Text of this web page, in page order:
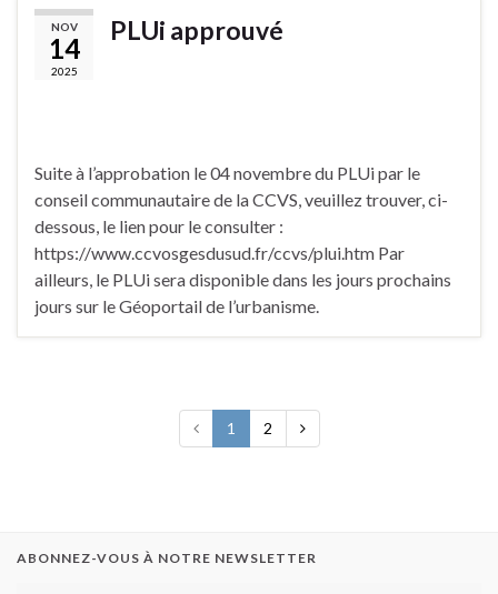
NOV
14
2025
PLUi approuvé
Suite à l’approbation le 04 novembre du PLUi par le
conseil communautaire de la CCVS, veuillez trouver, ci-
dessous, le lien pour le consulter :
https://www.ccvosgesdusud.fr/ccvs/plui.htm Par
ailleurs, le PLUi sera disponible dans les jours prochains
jours sur le Géoportail de l’urbanisme.
1 2
ABONNEZ-VOUS À NOTRE NEWSLETTER